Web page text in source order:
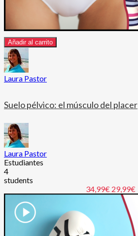
Añadir al carrito
Laura Pastor
Suelo pélvico: el músculo del placer
Laura Pastor
Estudiantes
4
students
34,99€29,99€